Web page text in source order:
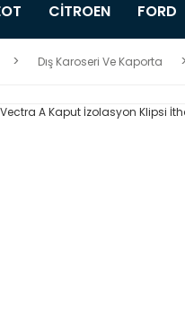
CİTROEN FORD
Dış Karoseri Ve Kaporta